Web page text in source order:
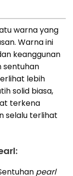
warna yang
Warna ini
keanggunan
sentuhan
lebih
solid biasa,
terkena
selalu terlihat
pearl